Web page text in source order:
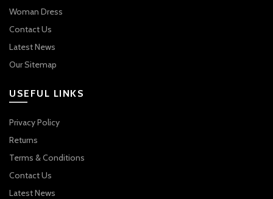
Woman Dress
Contact Us
Latest News
Our Sitemap
USEFUL LINKS
Privacy Policy
Returns
Terms & Conditions
Contact Us
Latest News